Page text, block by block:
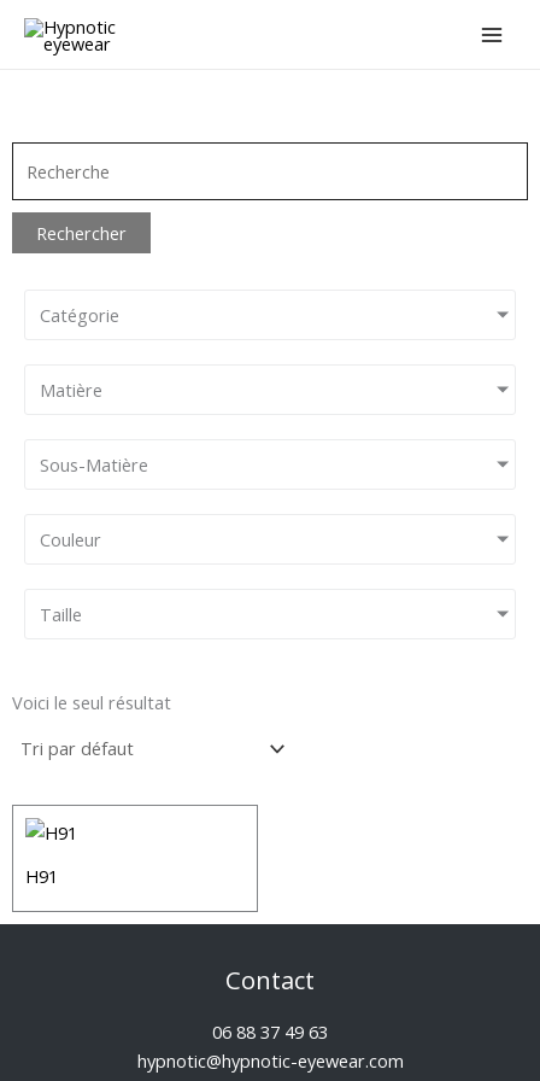
Aller
Rechercher
Catégorie
Matière
Sous-Matière
Couleur
Taille
Voici le seul résultat
H91
Contact
06 88 37 49 63
hypnotic@hypnotic-eyewear.com